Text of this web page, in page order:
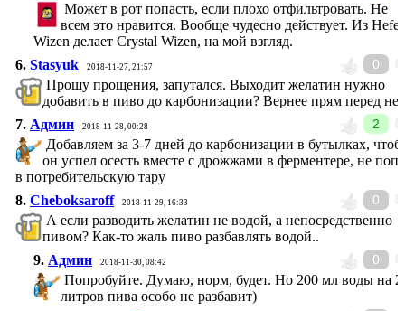
Может в рот попасть, если плохо отфильтровать. Не
всем это нравится. Вообще чудесно действует. Из Hefe-
Wizen делает Crystal Wizen, на мой взгляд.
0
6. Stasyuk 2018-11-27, 21:57
Прошу прощения, запутался. Выходит желатин нужно
добавить в пиво до карбонизации? Вернее прям перед
2
7. Админ 2018-11-28, 00:28
Добавляем за 3-7 дней до карбонизации в бутылках,
он успел осесть вместе с дрожжами в ферментере, не
в потребительскую тару
0
8. Cheboksaroff 2018-11-29, 16:33
А если разводить желатин не водой, а непосредственно
пивом? Как-то жаль пиво разбавлять водой..
0
9. Админ 2018-11-30, 08:42
Попробуйте. Думаю, норм, будет. Но 200 мл воды на
литров пива особо не разбавит)